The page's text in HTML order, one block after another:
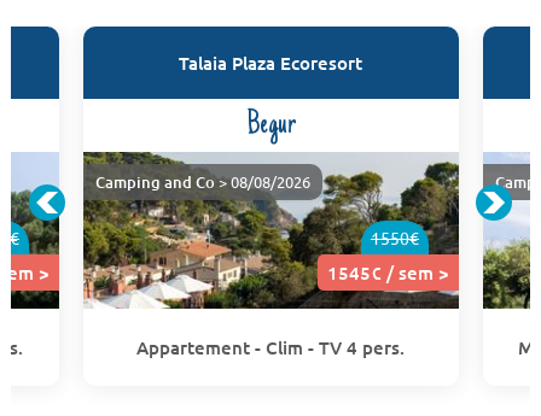
>
Talaia Plaza Ecoresort
Begur
1550€
1545€ / sem >
Camping and Co> 08/08/2026
Appartement - Clim - TV 4 pers.